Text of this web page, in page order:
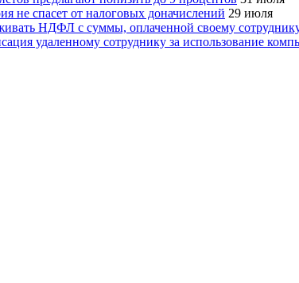
не спасет от налоговых доначислений 29 июля
НДФЛ с суммы, оплаченной своему сотруднику
удаленному сотруднику за использование